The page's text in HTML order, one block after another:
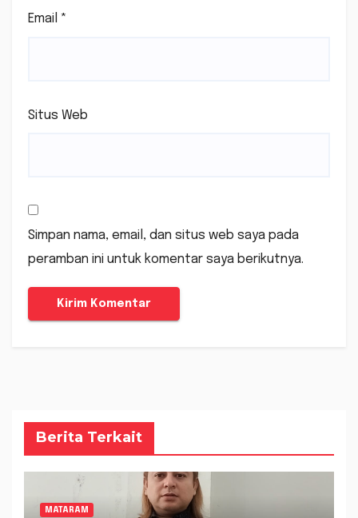
Email *
Situs Web
Simpan nama, email, dan situs web saya pada
peramban ini untuk komentar saya berikutnya.
Berita Terkait
MATARAM